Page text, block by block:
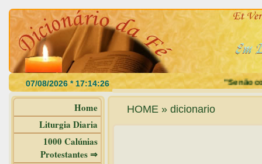
"Se não
Home
Liturgia Diaria
1000 Calúnias
Protestantes ⇒
HOME » dicionario